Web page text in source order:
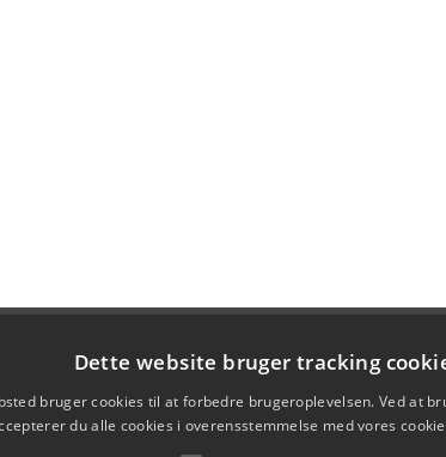
Dette website bruger tracking
bruger cookies til at forbedre brugeroplevelsen. Ved at
du alle cookies i overensstemmelse med vores